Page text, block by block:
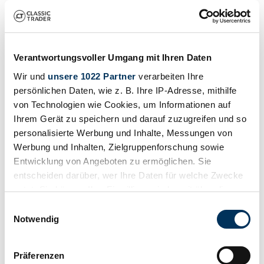
Verantwortungsvoller Umgang mit Ihren Daten
Wir und unsere 1022 Partner verarbeiten Ihre
persönlichen Daten, wie z. B. Ihre IP-Adresse, mithilfe
von Technologien wie Cookies, um Informationen auf
Ihrem Gerät zu speichern und darauf zuzugreifen und so
personalisierte Werbung und Inhalte, Messungen von
Werbung und Inhalten, Zielgruppenforschung sowie
Entwicklung von Angeboten zu ermöglichen. Sie
entscheiden darüber, wer Ihre Daten für welche Zwecke
nutzt. Sie können Ihre Einwilligung jederzeit über die
Trigger Symbol ändern oder widerrufen
Notwendig
Präferenzen
Suchergebnisse
Benachrichtigung erstellen
Lassen Sie sich benachrichtigen, sobald ein Inserat veröffentlicht
wird, das Ihren Suchkriterien entspricht.
Suchauftrag einrichten
Sie jetzt ein Inserat.
"Mirage" Inserats-Referenzen von Classic Trader